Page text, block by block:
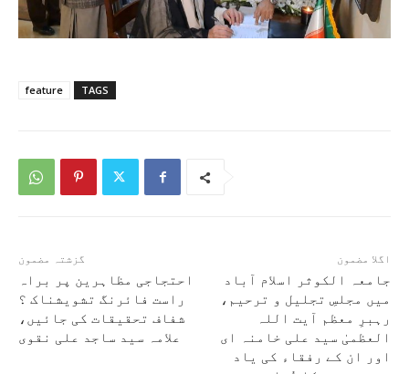
TAGS
feature
گزشتہ مضمون
احتجاجی مظاہرین پر براہ
راست فائرنگ تشویشناک ؟
شفاف تحقیقات کی جائیں،
علامہ سید ساجد علی نقوی
اگلا مضمون
جامعہ الکوثر اسلام آباد
میں مجلسِ تجلیل و ترحیم،
رہبرِ معظم آیت اللہ
العظمیٰ سید علی خامنہ ای
اور ان کے رفقاء کی یاد